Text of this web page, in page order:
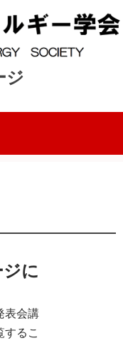
ジ
に
表会講
するこ